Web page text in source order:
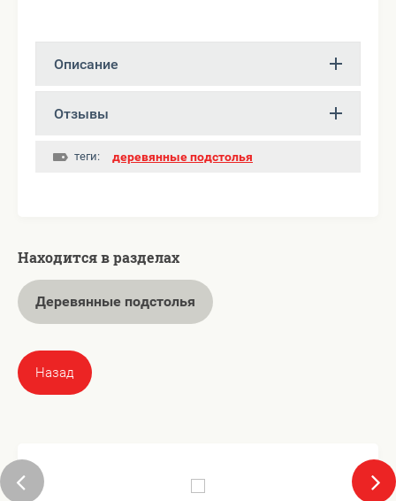
Описание
Отзывы
теги: деревянные подстолья
Находится в разделах
Деревянные подстолья
Назад